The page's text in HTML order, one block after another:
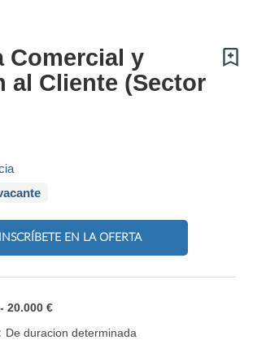
Comercial y
al Cliente (Sector
INSCRÍBETE EN LA OFERTA
20.000 €
De duracion determinada